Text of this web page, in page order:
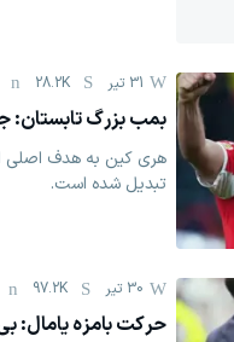
31 تیر 28.2K
بمب بزرگ تابستان:
هری کین به هدف اصلی
تبدیل شده است.
30 تیر 97.2K
حرکت بامزه یامال: